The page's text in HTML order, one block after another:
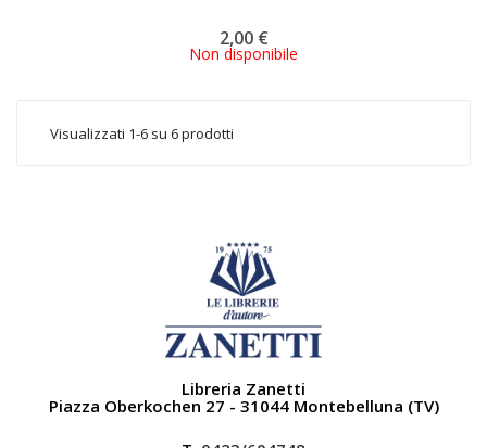
2,00 €
Non disponibile
Visualizzati 1-6 su 6 prodotti
Libreria Zanetti
Piazza Oberkochen 27 - 31044 Montebelluna (TV)